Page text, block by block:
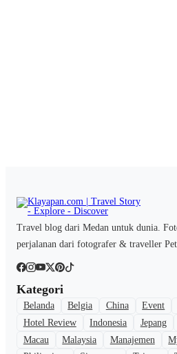
Travel blog dari Medan untuk dunia.
perjalanan dari fotografer & traveller
Kategori
Belanda Belgia China Event
Hotel Review
Indonesia Jepang
Macau
Malaysia Manajemen